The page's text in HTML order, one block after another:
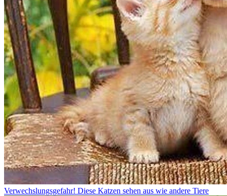
Verwechslungsgefahr! Diese Katzen sehen aus wie andere Tiere